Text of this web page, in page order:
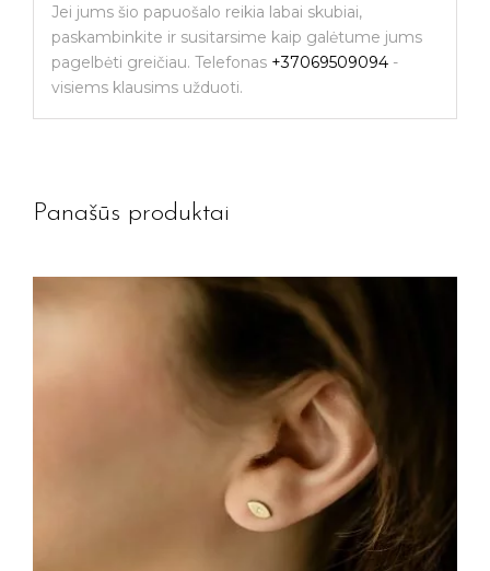
Jei jums šio papuošalo reikia labai skubiai,
paskambinkite ir susitarsime kaip galėtume jums
pagelbėti greičiau. Telefonas +37069509094-
visiems klausims užduoti.
Panašūs produktai
Prenumeruoti